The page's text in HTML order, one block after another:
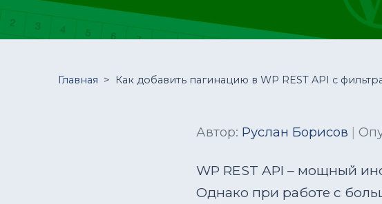
Главная > Как добавить пагинацию в WP REST API с
Автор: Руслан Борисов |
WP REST API – мощный
Однако при работе с